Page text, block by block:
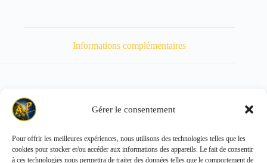
Gérer le consentement
Pour offrir les meilleures expériences, nous utilisons des technologies telles que les
cookies pour stocker et/ou accéder aux informations des appareils. Le fait de consentir
à ces technologies nous permettra de traiter des données telles que le comportement de
Informations complémentaires
Poids 6 kg
Copyright © 2026 - ALL PARTS FRANCE SAS